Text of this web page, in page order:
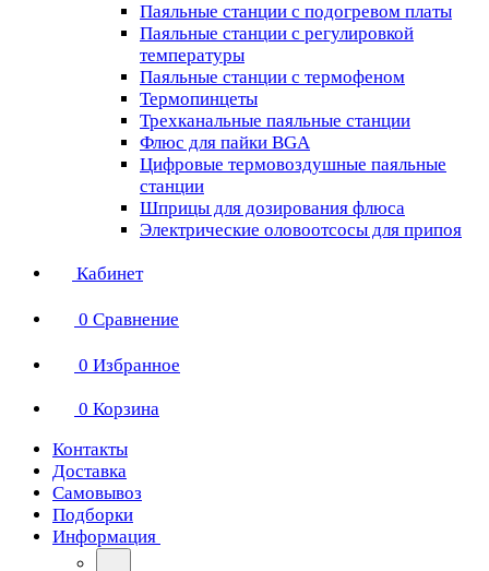
Паяльные станции с подогревом платы
Паяльные станции с регулировкой
температуры
Паяльные станции с термофеном
Термопинцеты
Трехканальные паяльные станции
Флюс для пайки BGA
Цифровые термовоздушные паяльные
станции
Шприцы для дозирования флюса
Электрические оловоотсосы для припоя
Кабинет
0 Сравнение
0 Избранное
0 Корзина
Контакты
Доставка
Самовывоз
Подборки
Информация